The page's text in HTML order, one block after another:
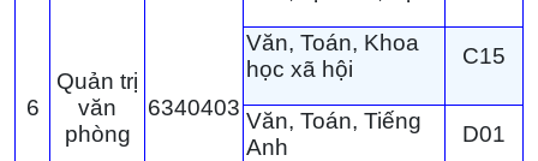
6
Quản trị
văn
phòng
6340403
Văn, Toán, Khoa
học xã hội
C15
Văn, Toán, Tiếng
Anh
D01